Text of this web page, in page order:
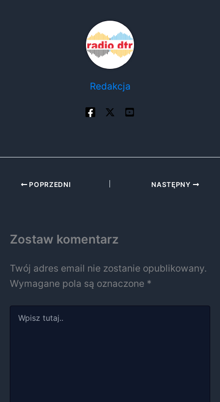
Redakcja
POPRZEDNI NASTĘPNY
Zostaw komentarz
Twój adres email nie zostanie opublikowany.
Wymagane pola są oznaczone *
tutaj..